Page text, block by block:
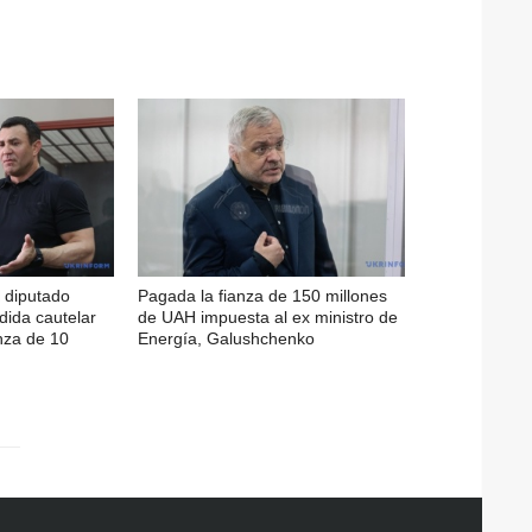
diputado
cautelar
de 10
Pagada la fianza de 150 millones
de UAH impuesta al ex ministro de
Energía, Galushchenko